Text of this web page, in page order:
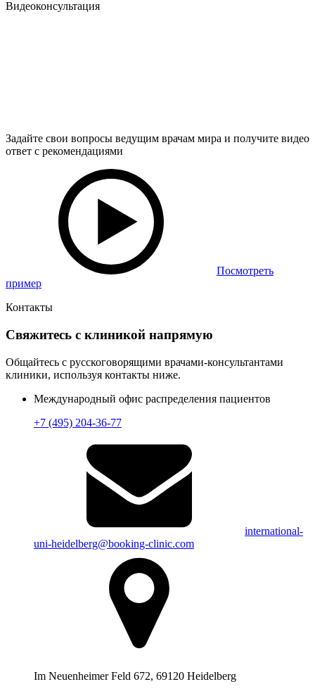
Видеоконсультация
Задайте свои вопросы ведущим врачам мира и получите видео
ответ с рекомендациями
Посмотреть
пример
Контакты
Свяжитесь с клиникой напрямую
Общайтесь с русскоговорящими врачами-консультантами
клиники, используя контакты ниже.
Международный офис распределения пациентов
+7 (495) 204-36-77
international-
uni-heidelberg@booking-clinic.com
Im Neuenheimer Feld 672, 69120 Heidelberg